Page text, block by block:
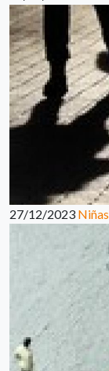
27/12/2023